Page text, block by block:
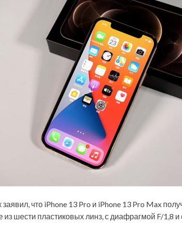
заявил, что iPhone 13 Pro и iPhone 13 Pro Max
шести пластиковых линз, с диафрагмой F/1,8